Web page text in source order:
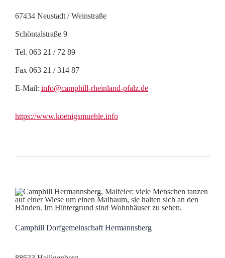
67434 Neustadt / Weinstraße
Schöntalstraße 9
Tel. 063 21 / 72 89
Fax 063 21 / 314 87
E-Mail: info@camphill-rheinland-pfalz.de
https://www.koenigsmuehle.info
Camphill Dorfgemeinschaft Hermannsberg